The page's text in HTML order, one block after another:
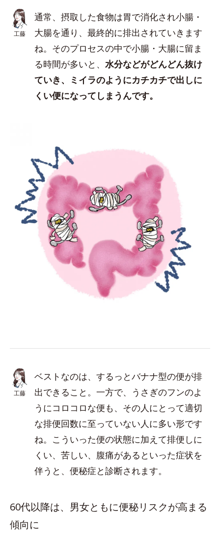
工藤
通常、摂取した食物は胃で消化され小腸・
大腸を通り、最終的に排出されていきます
ね。そのプロセスの中で小腸・大腸に留ま
る時間が多いと、 水分などがどんどん抜け
ていき、ミイラのようにカチカチで出しに
くい便になってしまうんです。
工藤
ベストなのは、するっとバナナ型の便が排
出できること。一方で、うさぎのフンのよ
うにコロコロな便も、その人にとって適切
な排便回数に至っていない人に多い形です
ね。こういった便の状態に加えて排便しに
くい、苦しい、腹痛があるといった症状を
伴うと、便秘症と診断されます。
60代以降は、男女ともに便秘リスクが高まる
傾向に